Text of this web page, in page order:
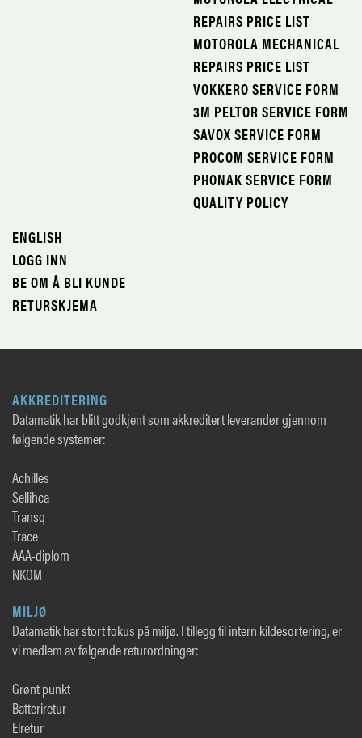
REPAIRS PRICE LIST
MOTOROLA MECHANICAL
REPAIRS PRICE LIST
VOKKERO SERVICE FORM
3M PELTOR SERVICE FORM
SAVOX SERVICE FORM
PROCOM SERVICE FORM
PHONAK SERVICE FORM
QUALITY POLICY
ENGLISH
LOGG INN
BE OM Å BLI KUNDE
RETURSKJEMA
AKKREDITERING
Datamatik har blitt godkjent som akkreditert leverandør gjennom
følgende systemer:
Achilles
Sellihca
Transq
Trace
AAA-diplom
NKOM
MILJØ
Datamatik har stort fokus på miljø. I tillegg til intern kildesortering, er
vi medlem av følgende returordninger:
Grønt punkt
Batteriretur
Elretur